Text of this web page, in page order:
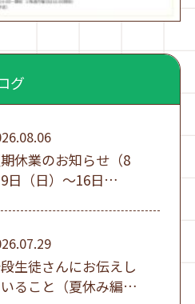
グ
休業のお知らせ（8
日（日）～16日
生徒さんにお伝えし
ること（夏休み編